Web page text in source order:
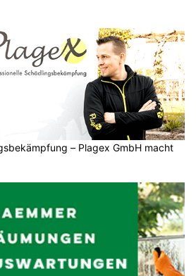
– Plagex GmbH macht